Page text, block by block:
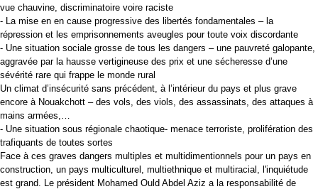
vue chauvine, discriminatoire voire raciste
- La mise en en cause progressive des libertés fondamentales – la
répression et les emprisonnements aveugles pour toute voix discordante
- Une situation sociale grosse de tous les dangers – une pauvreté galopante,
aggravée par la hausse vertigineuse des prix et une sécheresse d’une
sévérité rare qui frappe le monde rural
Un climat d’insécurité sans précédent, à l’intérieur du pays et plus grave
encore à Nouakchott – des vols, des viols, des assassinats, des attaques à
mains armées,…
- Une situation sous régionale chaotique- menace terroriste, prolifération des
trafiquants de toutes sortes
Face à ces graves dangers multiples et multidimentionnels pour un pays en
construction, un pays multiculturel, multiethnique et multiracial, l'inquiétude
est grand. Le président Mohamed Ould Abdel Aziz a la responsabilité de